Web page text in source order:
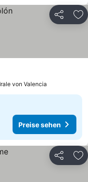
Teilen
von Valencia
Preise sehen
Teilen